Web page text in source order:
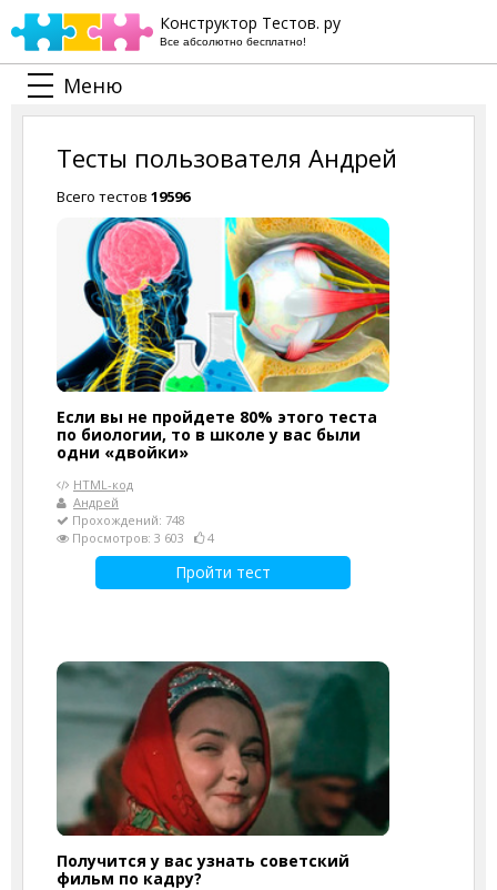
Конструктор Тестов. ру
Все абсолютно бесплатно!
Меню
Тесты пользователя Андрей
Всего тестов 19596
Если вы не пройдете 80% этого теста
по биологии, то в школе у вас были
одни «двойки»
HTML-код
Андрей
Прохождений: 748
Просмотров: 3 603
4
Пройти тест
Получится у вас узнать советский
фильм по кадру?